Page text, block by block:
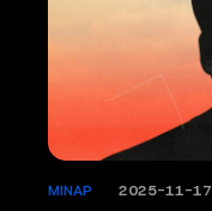
MINAP 2025-11-17